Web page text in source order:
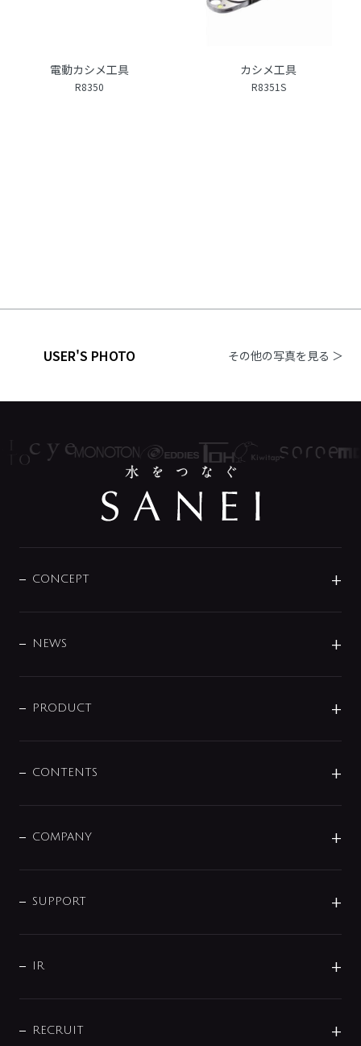
電動カシメ工具
R8350
カシメ工具
R8351S
USER'S PHOTO その他の写真を見る ＞
CONCEPT
DESIGN
NEWS
商品に関して
その他
PRODUCT
センサー・タッチ水栓
単水栓
分岐
配管システム
バス・空調周辺用品
CONTENTS
じぶんシャワーが見つかる
COMPANY
企業理念
会社概要
事業所案内
SUPPORT
よくあるご質問
データダウンロード
IR
IRニュース
RECRUIT